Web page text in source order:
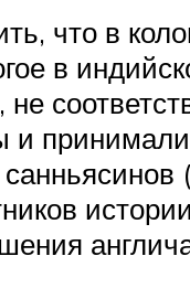
что в
в
и